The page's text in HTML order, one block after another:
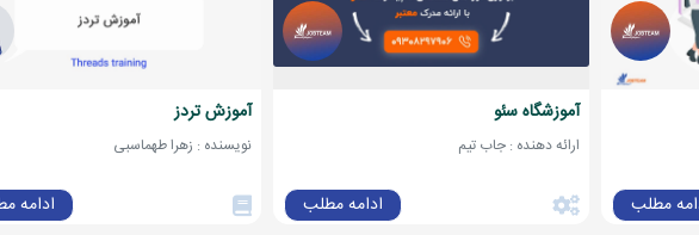
مطلب
آموزشگاه سئو
ارائه دهنده : جاب تیم
ادامه مطلب
آموزش تردز
نویسنده : زهرا طهماسبی
ادامه